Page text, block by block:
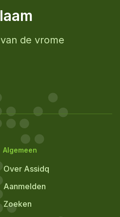
de vrome
Algemeen
Over Assidq
Aanmelden
Zoeken